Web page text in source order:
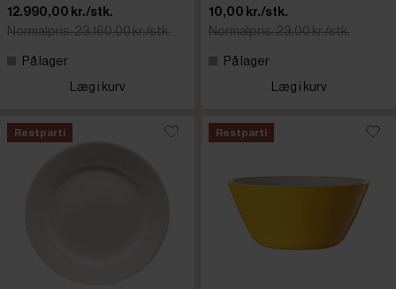
12.990,00 kr./stk.
Normalpris: 23.160,00 kr./stk.
På lager
Læg i kurv
10,00 kr./stk.
Normalpris: 23,00 kr./stk.
På lager
Læg i kurv
Restparti Restparti